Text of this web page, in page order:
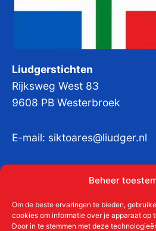
Beheer
Om de beste ervaringen te bieden,
cookies om informatie over je apparaat op
Door in te stemmen met deze
Liudgerstichten
Rijksweg West 83
9608 PB Westerbroek
E-mail: siktoares@liudger.nl
KvKnr:41011712